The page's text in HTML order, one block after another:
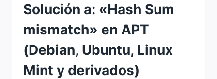
Solución a: «Hash Sum
mismatch» en APT
(Debian, Ubuntu, Linux
Mint y derivados)